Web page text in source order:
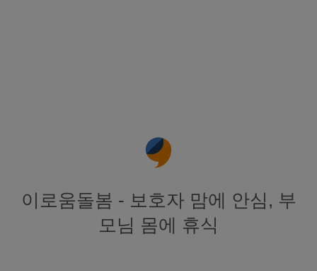
이로움돌봄 - 보호자 맘에 안심, 부
모님 몸에 휴식